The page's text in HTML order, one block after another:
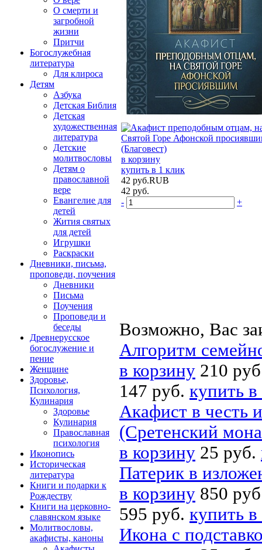
О смерти и
загробной
жизни
Притчи
Богослужебная
литература
Для клироса
Детям
Азбука
Детская Библия
Детская
художественная
литература
Детские
молитвословы
Детям о
православной
вере
Евангелие для
детей
Жития святых
для детей
Игрушки
Раскраски
Дневники, письма,
проповеди, поучения
Дневники
Письма
Поучения
Проповеди и
беседы
Древнерусское
богослужение и
пение
Женщине
Здоровье,
Психология,
Кулинария
Здоровье
Кулинария
Православная
психология
Иконопись
Историческая
литература
Книги и подарки к
Рождеству
Книги на церковно-
славянском языке
Молитвословы,
акафисты, каноны
в корзину
купить в 1 клик
42 руб.RUB
42 руб.
-
+
Возможно, Вас
Алгоритм
в корзину 210
147 руб. купить
Акафист в честь
(Сретенский
в корзину 25 руб.
Патерик в
в корзину 850
595 руб. купить
Икона с